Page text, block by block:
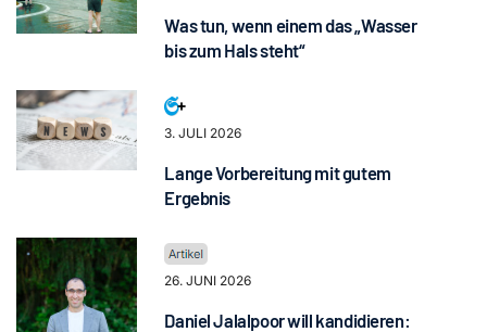
Was tun, wenn einem das „Wasser
bis zum Hals steht“
3. JULI 2026
Lange Vorbereitung mit gutem
Ergebnis
26. JUNI 2026
Daniel Jalalpoor will kandidieren: